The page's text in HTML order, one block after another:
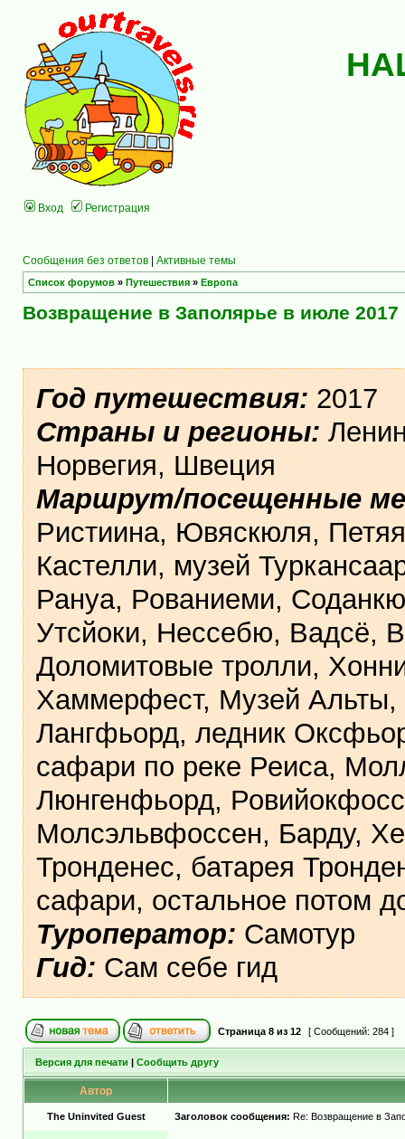
Вход Регистрация
Сообщения без ответов | Активные темы
Список форумов » Путешествия » Европа
Возвращение в Заполярье в июле 2017
Год путешествия: 2017
Страны и регионы:
Норвегия, Швеция
Маршрут/посещенные
Ристиина, Ювяскюля,
Кастелли, музей
Рануа, Рованиеми,
Утсйоки, Нессебю, Вадсё,
Доломитовые тролли,
Хаммерфест, Музей Альты,
Лангфьорд, ледник
сафари по реке Реиса,
Люнгенфьорд,
Молсэльвфоссен, Барду,
Тронденес, батарея
сафари, остальное потом
Туроператор: Самотур
Гид: Сам себе гид
Страница 8 из 12 [ Сообщений: 284 ]
Версия для печати | Сообщить другу
Автор
The Uninvited Guest Заголовок сообщения: Re: Возвращение в